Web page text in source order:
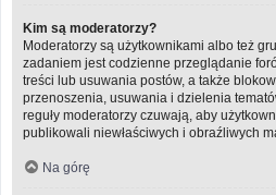
Kim są moderatorzy?
Moderatorzy są użytkownikami albo też
zadaniem jest codzienne przeglądanie
treści lub usuwania postów, a także
przenoszenia, usuwania i dzielenia
reguły moderatorzy czuwają, aby
publikowali niewłaściwych i obraźliwych
Na górę